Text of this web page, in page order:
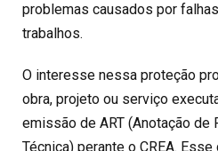
problemas causados por
trabalhos.
O interesse nessa proteção
obra, projeto ou serviço
emissão de ART (Anotação de
Técnica) perante o CREA.